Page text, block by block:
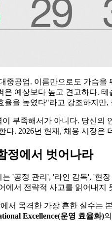
중공업. 이름만으로도 가슴을
예상보다 높고 견고하다.
율을 높였다"라고 강조하지만
부족해서가 아니다. 당신의
다. 2026년 현재, 채용 시장
정에서 벗어나라
'공정 관리', '라인 감독', '현
에서 전략적 사고를 읽어내지
서 목격한 가장 흔한 실수는
Excellence(운영 효율화)​